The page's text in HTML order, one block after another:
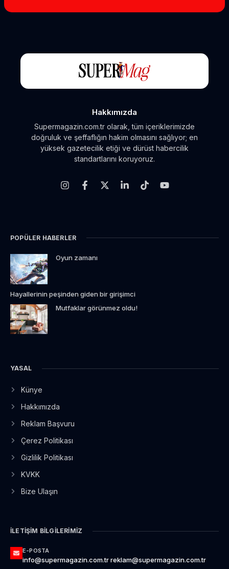
Hakkımızda
Supermagazin.com.tr olarak, tüm içeriklerimizde
doğruluk ve şeffaflığın hakim olmasını sağlıyor; en
yüksek gazetecilik etiği ve dürüst habercilik
standartlarını koruyoruz.
POPÜLER HABERLER
Oyun zamanı
Hayallerinin peşinden giden bir girişimci
Mutfaklar görünmez oldu!
YASAL
Künye
Hakkımızda
Reklam Başvuru
Çerez Politikası
Gizlilik Politikası
KVKK
Bize Ulaşın
İLETIŞIM BILGILERIMIZ
E-POSTA
info@supermagazin.com.tr reklam@supermagazin.com.tr